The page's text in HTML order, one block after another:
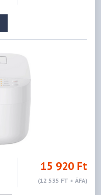
15 920 Ft
(12 535 FT + ÁFA)